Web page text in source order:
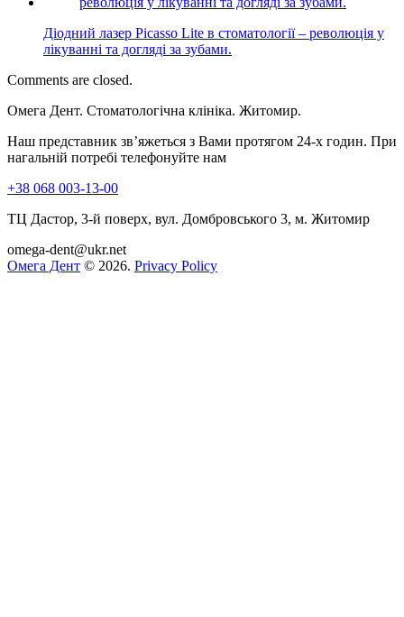
Діодний лазер Picasso Lite в стоматології – революція у
лікуванні та догляді за зубами.
Comments are closed.
Омега Дент. Стоматологічна клініка. Житомир.
Наш представник зв’яжеться з Вами протягом 24-х годин. При
нагальній потребі телефонуйте нам
+38 068 003-13-00
ТЦ Дастор, 3-й поверх, вул. Домбровського 3, м. Житомир
omega-dent@ukr.net
Омега Дент © 2026. Privacy Policy